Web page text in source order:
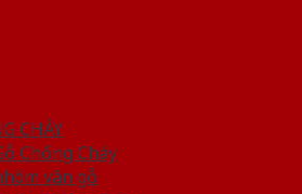
CHÁY
Chống Cháy
vân gỗ